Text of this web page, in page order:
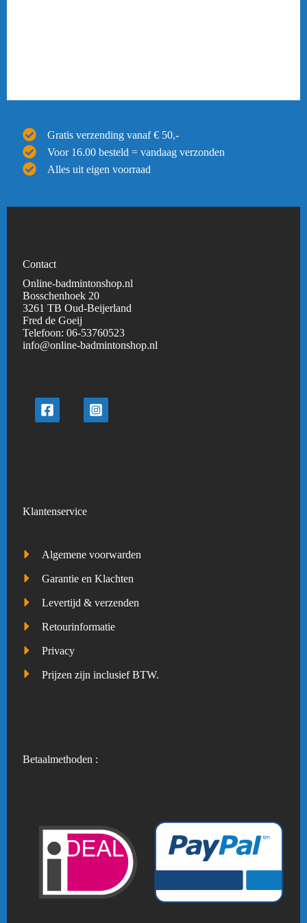
Gratis verzending vanaf € 50,-
Voor 16.00 besteld = vandaag verzonden
Alles uit eigen voorraad
Contact
Online-badmintonshop.nl
Bosschenhoek 20
3261 TB Oud-Beijerland
Fred de Goeij
Telefoon:06-53760523
info@online-badmintonshop.nl
Klantenservice
Algemene voorwarden
Garantie en Klachten
Levertijd & verzenden
Retourinformatie
Privacy
Prijzen zijn inclusief BTW.
Betaalmethoden :